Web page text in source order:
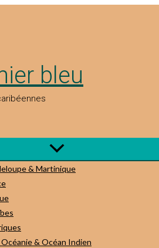
bleu
& Martinique
& Océan Indien